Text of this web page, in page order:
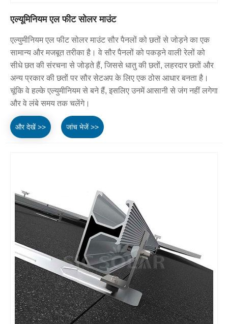
एल्यूमिनियम एल फीट सोलर माउंट
एल्युमीनियम एल फीट सोलर माउंट सौर पैनलों को छतों से जोड़ने का एक
सामान्य और मजबूत तरीका है। वे सौर पैनलों को पकड़ने वाली रेलों को
सीधे छत की संरचना से जोड़ते हैं, जिससे धातु की छतों, लहरदार छतों और
अन्य प्रकार की छतों पर सौर सेटअप के लिए एक ठोस आधार बनता है।
चूंकि वे हल्के एल्युमीनियम से बने हैं, इसलिए उनमें आसानी से जंग नहीं लगेगा
और वे लंबे समय तक चलेंगे।
और देखें >> जांच भेजें >>